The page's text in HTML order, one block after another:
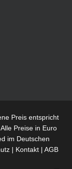
Preis entspricht
Preise in Euro
im Deutschen
| Kontakt| AGB